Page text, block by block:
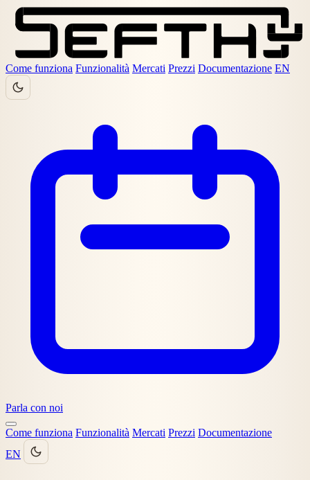
Come funziona Funzionalità Mercati Prezzi Documentazione EN
Parla con noi
Come funziona Funzionalità Mercati Prezzi Documentazione
EN